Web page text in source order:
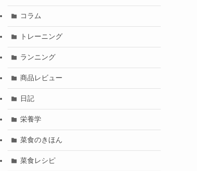
コラム
トレーニング
ランニング
商品レビュー
日記
栄養学
菜食のきほん
菜食レシピ